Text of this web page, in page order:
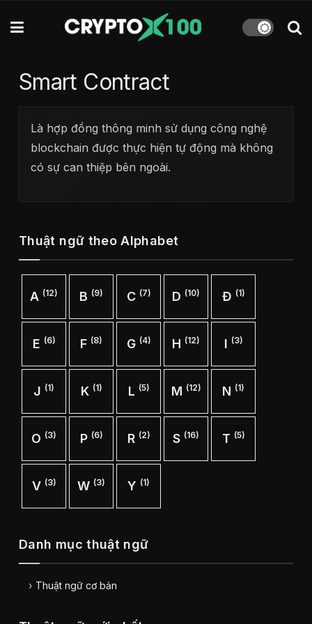
Smart Contract
Là hợp đồng thông minh sử dụng công nghệ
blockchain được thực hiện tự động mà không
có sự can thiệp bên ngoài.
Thuật ngữ theo Alphabet
A (12) B (9) C (7) D (10) Đ (1)
E (6) F (8) G (4) H (12) I (3)
J (1) K (1) L (5) M (12) N (1)
O (3) P (6) R (2) S (16) T (5)
V (3) W (3) Y (1)
Danh mục thuật ngữ
Thuật ngữ cơ bản